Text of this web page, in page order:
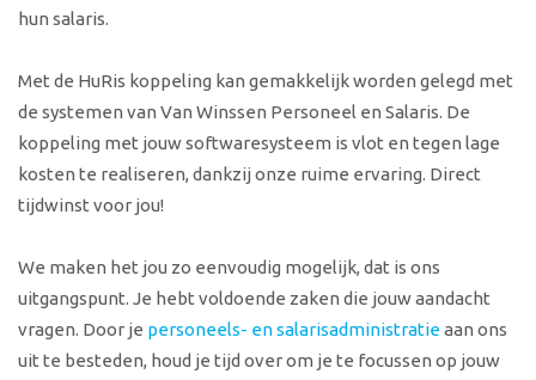
hun salaris.
Met de HuRis koppeling kan gemakkelijk worden gelegd met
de systemen van Van Winssen Personeel en Salaris. De
koppeling met jouw softwaresysteem is vlot en tegen lage
kosten te realiseren, dankzij onze ruime ervaring. Direct
tijdwinst voor jou!
We maken het jou zo eenvoudig mogelijk, dat is ons
uitgangspunt. Je hebt voldoende zaken die jouw aandacht
vragen. Door je personeels- en salarisadministratieaan ons
uit te besteden, houd je tijd over om je te focussen op jouw